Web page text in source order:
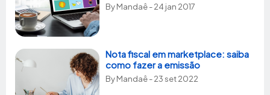
ByMandaê- 24 jan 2017
Nota fiscal em marketplace: saiba
como fazer a emissão
ByMandaê- 23 set 2022